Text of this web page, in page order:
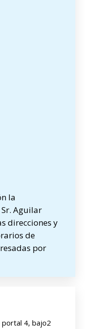
la
Aguilar
direcciones y
de
por
portal 4, bajo2